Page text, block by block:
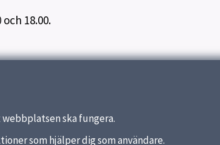
18.00.
ska fungera.
som hjälper dig som användare.